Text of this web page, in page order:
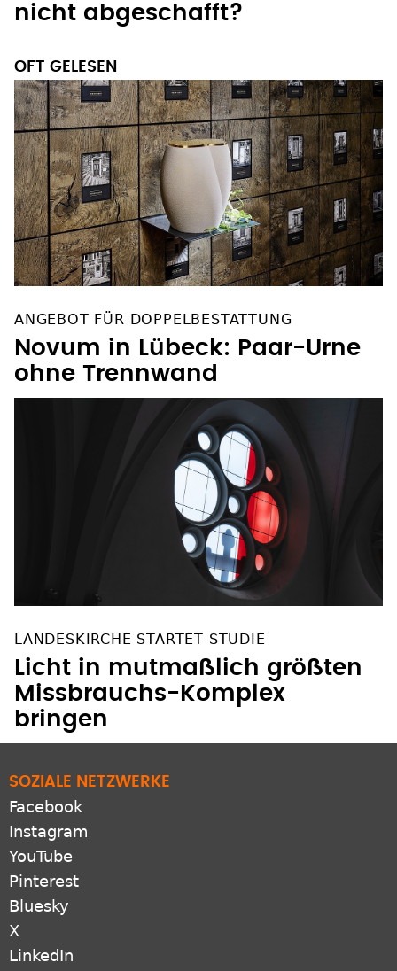
nicht abgeschafft?
OFT GELESEN
ANGEBOT FÜR DOPPELBESTATTUNG
Novum in Lübeck: Paar-Urne
ohne Trennwand
LANDESKIRCHE STARTET STUDIE
Licht in mutmaßlich größten
Missbrauchs-Komplex
bringen
SOZIALE NETZWERKE
Facebook
Instagram
YouTube
Pinterest
Bluesky
X
LinkedIn